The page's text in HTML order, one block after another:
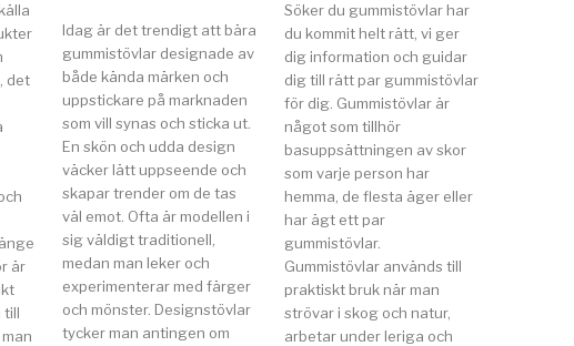
det
är
till
Idag är det trendigt att bära
gummistövlar designade av
både kända märken och
uppstickare på marknaden
som vill synas och sticka ut.
En skön och udda design
väcker lätt uppseende och
skapar trender om de tas
väl emot. Ofta är modellen i
sig väldigt traditionell,
medan man leker och
experimenterar med färger
och mönster. Designstövlar
tycker man antingen om
Söker du gummistövlar har
du kommit helt rätt, vi ger
dig information och guidar
dig till rätt par gummistövlar
för dig. Gummistövlar är
något som tillhör
basuppsättningen av skor
som varje person har
hemma, de flesta äger eller
har ägt ett par
gummistövlar.
Gummistövlar används till
praktiskt bruk när man
strövar i skog och natur,
arbetar under leriga och